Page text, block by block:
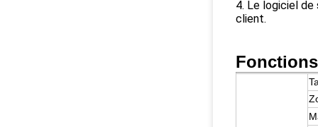
4. Le logiciel
client.